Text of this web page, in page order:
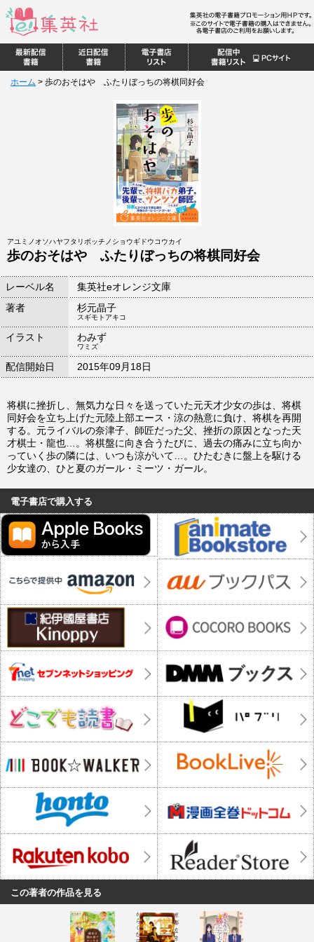
ホーム > 歩のおそはや ふたりぼっちの将棋同好会
アユミノオソハヤフタリボッチノショウギドウコウカイ
歩のおそはや ふたりぼっちの将棋同好会
レーベル名
集英社eオレンジ文庫
著者
杉元晶子
スギモトアキコ
イラスト わみず
ワミズ
配信開始日 2015年09月18日
将棋に挫折し、無気力な日々を送っていた元天才少女の歩は、将棋
同好会を立ち上げた元陸上部エース・涼の熱意に負け、将棋を再開
する。元ライバルの奈津子、師匠だった父、挫折の原因となった天
才棋士・龍也…。将棋盤に向き合うたびに、過去の痛みに立ち向か
っていく歩の隣には、いつも涼がいて…。ひたむきに盤上を駆ける
少女達の、ひと夏のガール・ミーツ・ガール。
電子書店で購入する
この著者の作品を見る